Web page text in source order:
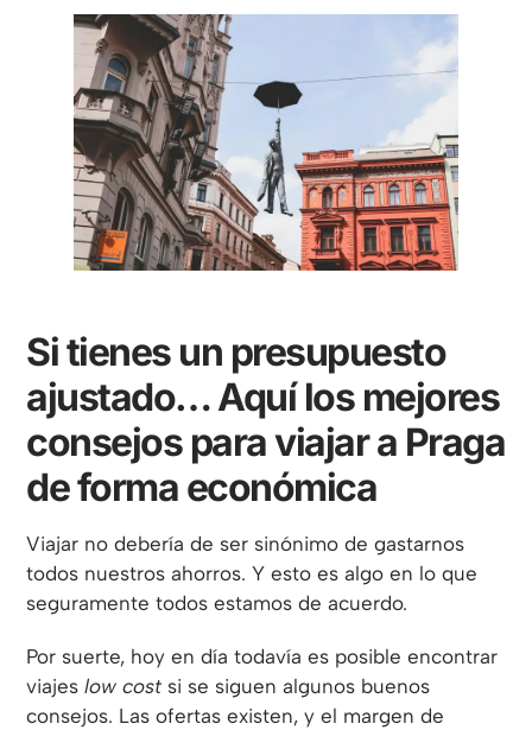
Si tienes un presupuesto
ajustado… Aquí los mejores
consejos para viajar a Praga
de forma económica
Viajar no debería de ser sinónimo de gastarnos
todos nuestros ahorros. Y esto es algo en lo que
seguramente todos estamos de acuerdo.
Por suerte, hoy en día todavía es posible encontrar
viajeslow cost si se siguen algunos buenos
consejos. Las ofertas existen, y el margen de